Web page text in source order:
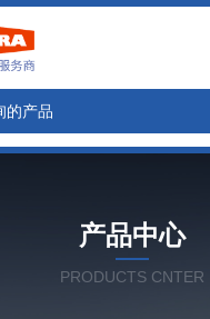
产品中心
PRODUCTS CNTER